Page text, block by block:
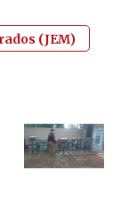
(JEM)